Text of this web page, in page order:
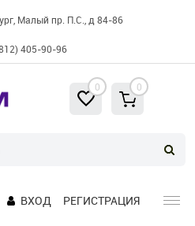
Малый пр. П.С., д 84-86
405-90-96
0 0
ВХОД РЕГИСТРАЦИЯ